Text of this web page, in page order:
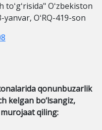
Oʻzbekiston
OʻRQ-419-son
qonunbuzarlik
kelgan bo‘lsangiz,
qiling: